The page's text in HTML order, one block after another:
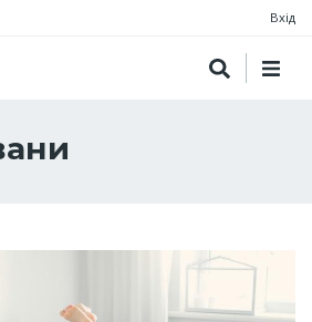
Вхід